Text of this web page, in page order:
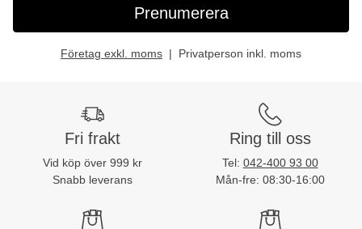
Prenumerera
Företag exkl. moms Privatperson inkl. moms
Fri frakt
Vid köp över 999 kr
Snabb leverans
Ring till oss
Tel: 042-400 93 00
Mån-fre: 08:30-16:00